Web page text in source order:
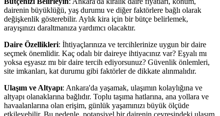
dairenin büyüklüğü, yaş durumu ve diğer faktörlere bağlı olarak
değişkenlik gösterebilir. Aylık kira için bir bütçe belirlemek,
arayışınızı daraltmanıza yardımcı olacaktır.
Daire Özellikleri: İhtiyaçlarınıza ve tercihlerinize uygun bir daire
seçmek önemlidir. Kaç odalı bir daireye ihtiyacınız var? Eşyalı mı
yoksa eşyasız mı bir daire tercih ediyorsunuz? Güvenlik önlemleri,
site imkanları, kat durumu gibi faktörler de dikkate alınmalıdır.
Ulaşım ve Altyapı: Ankara'da yaşamak, ulaşımın kolaylığına ve
altyapı olanaklarına bağlıdır. Toplu taşıma hatlarına, ana yollara ve
havaalanlarına olan erişim, günlük yaşamınızı büyük ölçüde